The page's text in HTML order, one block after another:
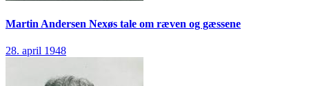
Martin Andersen Nexøs tale om ræven og gæssene
28. april 1948